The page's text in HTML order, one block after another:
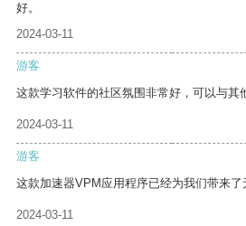
好。
2024-03-11
游客
这款学习软件的社区氛围非常好，可以与其
2024-03-11
游客
这款加速器VPM应用程序已经为我们带来了
2024-03-11